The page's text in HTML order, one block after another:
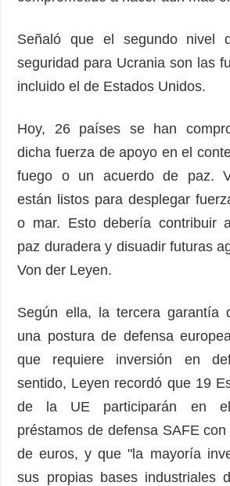
Señaló que el segundo nivel
seguridad para Ucrania son las
incluido el de Estados Unidos.
Hoy, 26 países se han
dicha fuerza de apoyo en el
fuego o un acuerdo de paz.
están listos para desplegar
o mar. Esto debería contribuir
paz duradera y disuadir futuras
Von der Leyen.
Según ella, la tercera garantía
una postura de defensa
que requiere inversión en
sentido, Leyen recordó que 19
de la UE participarán en
préstamos de defensa SAFE
de euros, y que "la mayoría
sus propias bases industriales